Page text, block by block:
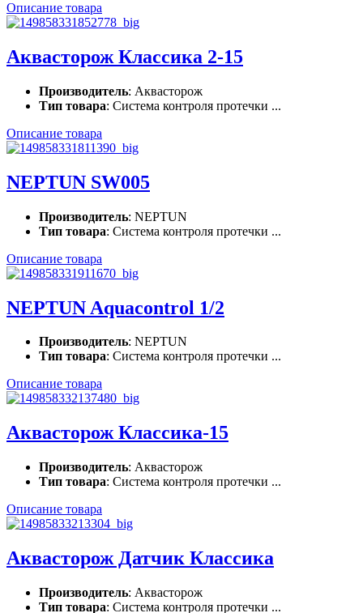
Описание товара
Аквасторож Классика 2-15
Производитель: Аквасторож
Тип товара: Система контроля протечки ...
Описание товара
NEPTUN SW005
Производитель: NEPTUN
Тип товара: Система контроля протечки ...
Описание товара
NEPTUN Aquacontrol 1/2
Производитель: NEPTUN
Тип товара: Система контроля протечки ...
Описание товара
Аквасторож Классика-15
Производитель: Аквасторож
Тип товара: Система контроля протечки ...
Описание товара
Аквасторож Датчик Классика
Производитель: Аквасторож
Тип товара: Система контроля протечки ...